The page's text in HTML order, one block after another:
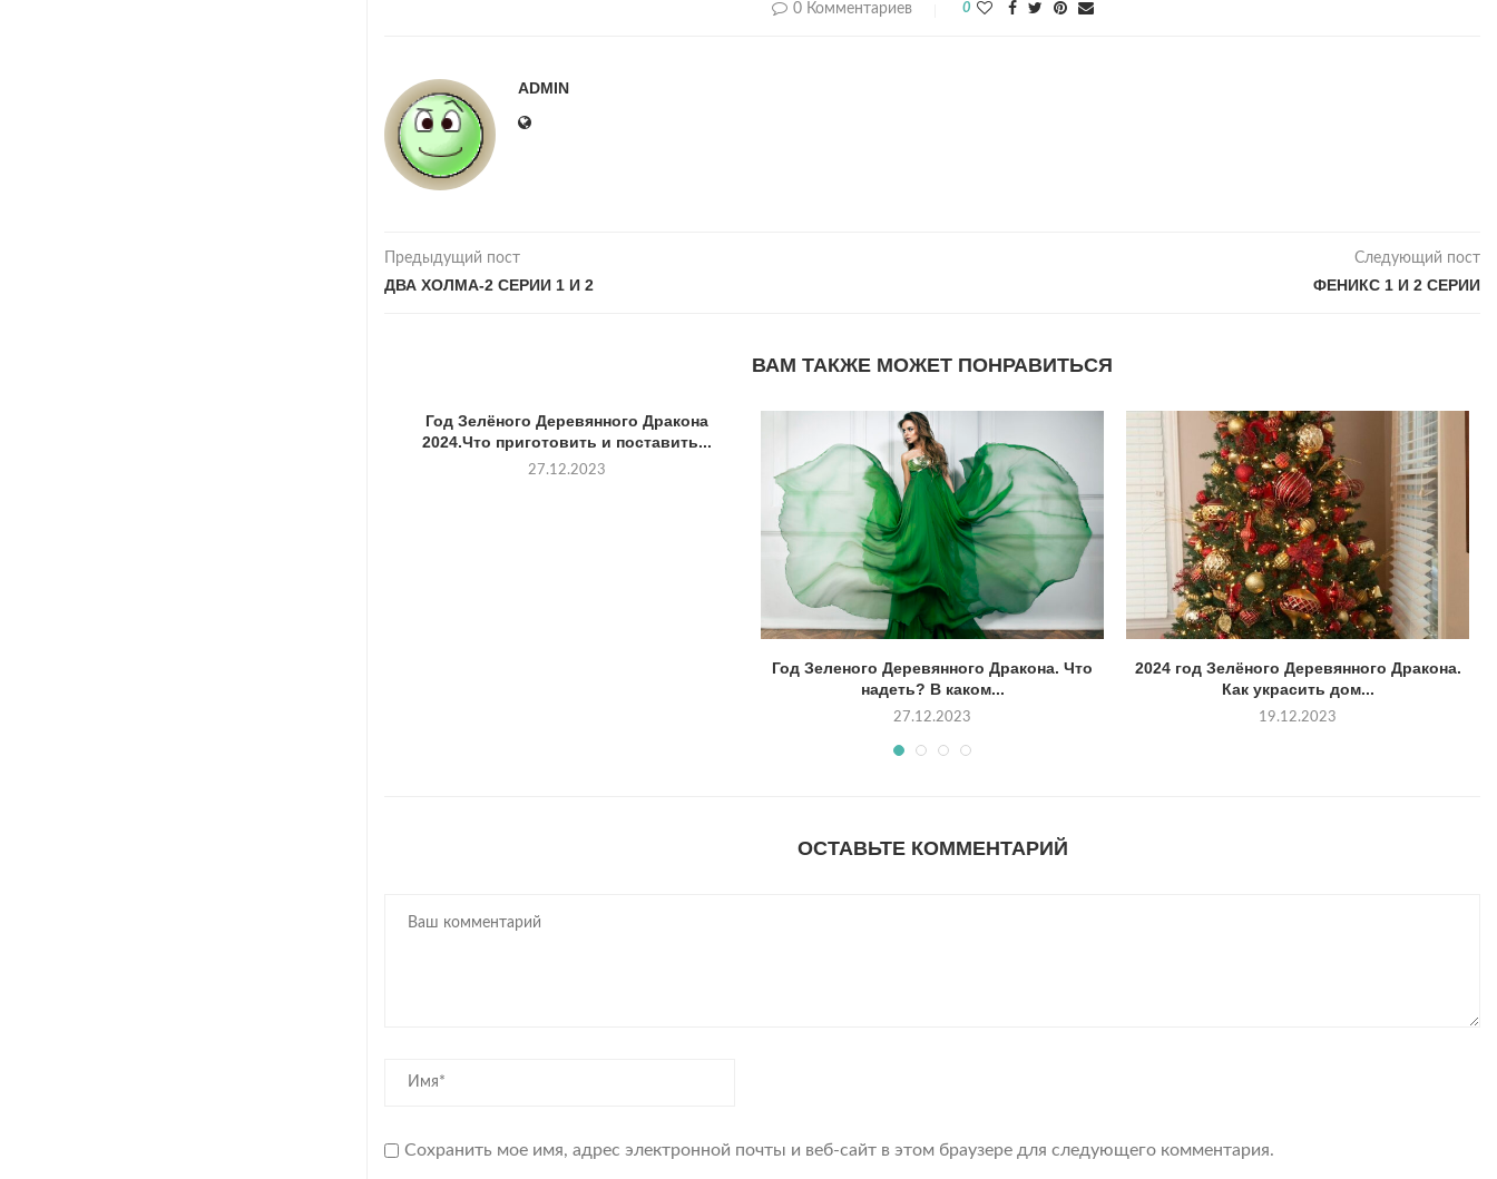
0 Комментариев 0
ADMIN
Предыдущий пост
ДВА ХОЛМА-2 СЕРИИ 1 И 2
Следующий пост
ФЕНИКС 1 И 2 СЕРИИ
ВАМ ТАКЖЕ МОЖЕТ ПОНРАВИТЬСЯ
Год Зелёного Деревянного Дракона
2024.Что приготовить и поставить...
27.12.2023
Год Зеленого Деревянного Дракона. Что
надеть? В каком...
27.12.2023
2024 год Зелёного Деревянного Дракона.
Как украсить дом...
19.12.2023
ОСТАВЬТЕ КОММЕНТАРИЙ
Сохранить мое имя, адрес электронной почты и веб-сайт в этом браузере для следующего комментария.